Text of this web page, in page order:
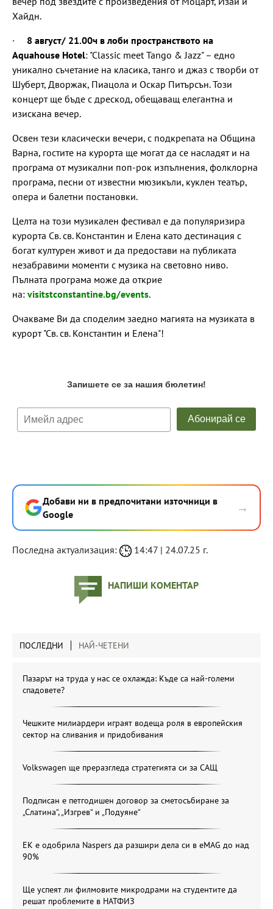
Хайдн.
· 8 август/ 21.00ч в лоби пространството на
Aquahouse Hotel: "Classic meet Tango & Jazz" – едно
уникално съчетание на класика, танго и джаз с творби от
Шуберт, Дворжак, Пиацола и Оскар Питърсън. Този
концерт ще бъде с дрескод, обещаващ елегантна и
изискана вечер.
Освен тези класически вечери, с подкрепата на Община
Варна, гостите на курорта ще могат да се насладят и на
програма от музикални поп-рок изпълнения, фолклорна
програма, песни от известни мюзикъли, куклен театър,
опера и балетни постановки.
Целта на този музикален фестивал е да популяризира
курорта Св. св. Константин и Елена като дестинация с
богат културен живот и да предостави на публиката
незабравими моменти с музика на световно ниво.
Пълната програма може да открие
на: visitstconstantine.bg/events.
Очакваме Ви да споделим заедно магията на музиката в
курорт "Св. св. Константин и Елена"!
Добави ни в предпочитани източници в
Google
→
Последна актуализация: 14:47 | 24.07.25 г.
НАПИШИ КОМЕНТАР
ПОСЛЕДНИ НАЙ-ЧЕТЕНИ
Пазарът на труда у нас се охлажда: Къде са най-големи
спадовете?
Чешките милиардери играят водеща роля в европейския
сектор на сливания и придобивания
Volkswagen ще преразгледа стратегията си за САЩ
Подписан е петгодишен договор за сметосъбиране за
„Слатина“, „Изгрев“ и „Подуяне“
ЕК е одобрила Naspers да разшири дела си в eMAG до над
90%
Ще успеят ли филмовите микродрами на студентите да
решат проблемите в НАТФИЗ